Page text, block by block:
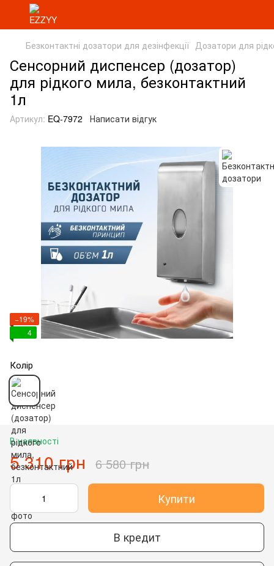
Безконтактні дозатори для дезінфекції Дозатори для
Сенсорний диспенсер (дозатор)
для рідкого мила, безконтактний
1л
Артикул: EQ-7972 Написати відгук
−19%
4
Колір
В наявності
5 310 грн 6 580 грн
Купити
В кредит